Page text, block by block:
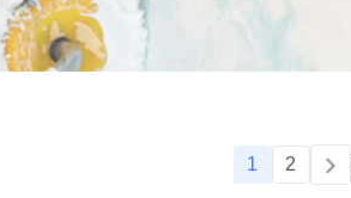
1 2